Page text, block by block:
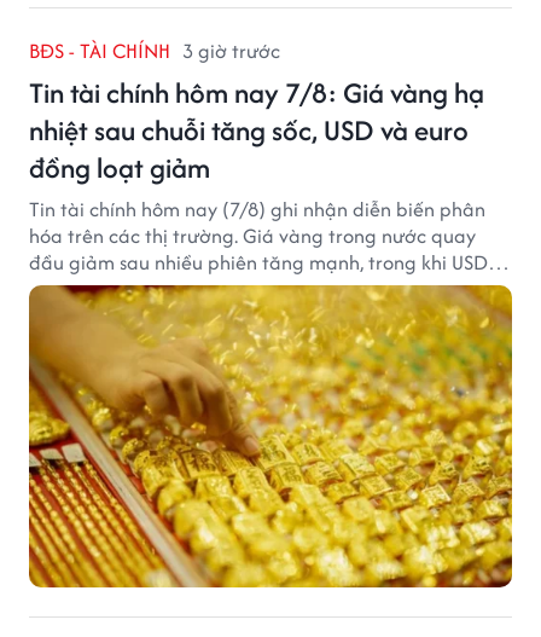
BĐS - TÀI CHÍNH 3 giờ trước
Tin tài chính hôm nay 7/8: Giá vàng hạ
nhiệt sau chuỗi tăng sốc, USD và euro
đồng loạt giảm
Tin tài chính hôm nay (7/8) ghi nhận diễn biến phân
hóa trên các thị trường. Giá vàng trong nước quay
đầu giảm sau nhiều phiên tăng mạnh, trong khi USD
tại ngân hàng tiếp tục suy yếu dù tỷ giá trung tâm lập
đỉnh mới.